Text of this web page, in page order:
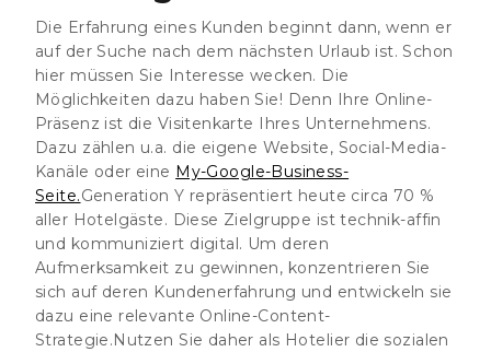
Die Erfahrung eines Kunden beginnt dann, wenn er
auf der Suche nach dem nächsten Urlaub ist. Schon
hier müssen Sie Interesse wecken. Die
Möglichkeiten dazu haben Sie! Denn Ihre Online-
Präsenz ist die Visitenkarte Ihres Unternehmens.
Dazu zählen u.a. die eigene Website, Social-Media-
Kanäle oder eine My-Google-Business-
Seite.Generation Y repräsentiert heute circa 70 %
aller Hotelgäste. Diese Zielgruppe ist technik-affin
und kommuniziert digital. Um deren
Aufmerksamkeit zu gewinnen, konzentrieren Sie
sich auf deren Kundenerfahrung und entwickeln sie
dazu eine relevante Online-Content-
Strategie.Nutzen Sie daher als Hotelier die sozialen